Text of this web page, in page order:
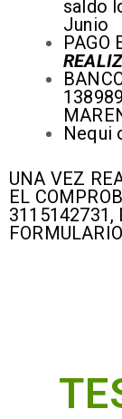
saldo
Junio
PAGO
Nequi
UNA VEZ
EL
3115142731,